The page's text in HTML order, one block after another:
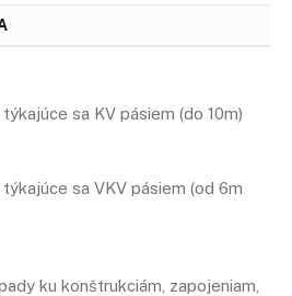
sa KV pásiem (do 10m)
sa VKV pásiem (od 6m
ku konštrukciám, zapojeniam,